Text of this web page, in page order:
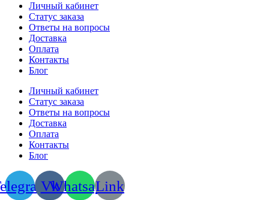
Личный кабинет
Cтатус заказа
Ответы на вопросы
Доставка
Оплата
Контакты
Блог
Личный кабинет
Cтатус заказа
Ответы на вопросы
Доставка
Оплата
Контакты
Блог
VkWhatsappLink